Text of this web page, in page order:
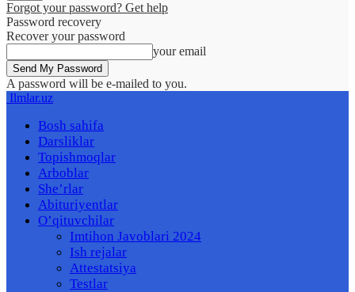
Forgot your password? Get help
Password recovery
Recover your password
your email
A password will be e-mailed to you.
Ilmlar.uz
Bosh sahifa
Darsliklar
Topishmoqlar
Arboblar
She’rlar
Abituriyentlar
O’qituvchilar
Imtihon Javoblari 2024
Ish rejalar
Attestatsiya
Testlar